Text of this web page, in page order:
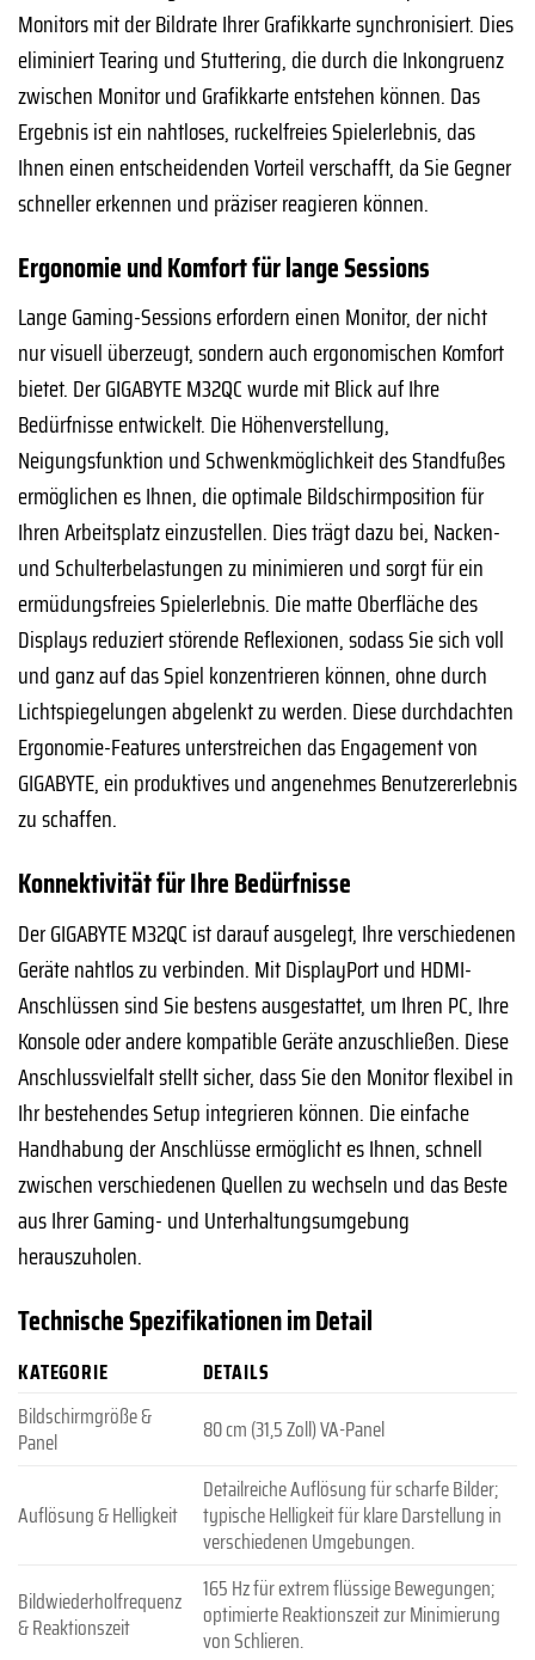
Monitors mit der Bildrate Ihrer Grafikkarte synchronisiert. Dies
eliminiert Tearing und Stuttering, die durch die Inkongruenz
zwischen Monitor und Grafikkarte entstehen können. Das
Ergebnis ist ein nahtloses, ruckelfreies Spielerlebnis, das
Ihnen einen entscheidenden Vorteil verschafft, da Sie Gegner
schneller erkennen und präziser reagieren können.
Ergonomie und Komfort für lange Sessions
Lange Gaming-Sessions erfordern einen Monitor, der nicht
nur visuell überzeugt, sondern auch ergonomischen Komfort
bietet. Der GIGABYTE M32QC wurde mit Blick auf Ihre
Bedürfnisse entwickelt. Die Höhenverstellung,
Neigungsfunktion und Schwenkmöglichkeit des Standfußes
ermöglichen es Ihnen, die optimale Bildschirmposition für
Ihren Arbeitsplatz einzustellen. Dies trägt dazu bei, Nacken-
und Schulterbelastungen zu minimieren und sorgt für ein
ermüdungsfreies Spielerlebnis. Die matte Oberfläche des
Displays reduziert störende Reflexionen, sodass Sie sich voll
und ganz auf das Spiel konzentrieren können, ohne durch
Lichtspiegelungen abgelenkt zu werden. Diese durchdachten
Ergonomie-Features unterstreichen das Engagement von
GIGABYTE, ein produktives und angenehmes Benutzererlebnis
zu schaffen.
Konnektivität für Ihre Bedürfnisse
Der GIGABYTE M32QC ist darauf ausgelegt, Ihre verschiedenen
Geräte nahtlos zu verbinden. Mit DisplayPort und HDMI-
Anschlüssen sind Sie bestens ausgestattet, um Ihren PC, Ihre
Konsole oder andere kompatible Geräte anzuschließen. Diese
Anschlussvielfalt stellt sicher, dass Sie den Monitor flexibel in
Ihr bestehendes Setup integrieren können. Die einfache
Handhabung der Anschlüsse ermöglicht es Ihnen, schnell
zwischen verschiedenen Quellen zu wechseln und das Beste
aus Ihrer Gaming- und Unterhaltungsumgebung
herauszuholen.
Technische Spezifikationen im Detail
KATEGORIE
DETAILS
Bildschirmgröße &
Panel 80 cm (31,5 Zoll) VA-Panel
Auflösung & Helligkeit
Detailreiche Auflösung für scharfe Bilder;
typische Helligkeit für klare Darstellung in
verschiedenen Umgebungen.
Bildwiederholfrequenz
& Reaktionszeit
165 Hz für extrem flüssige Bewegungen;
optimierte Reaktionszeit zur Minimierung
von Schlieren.